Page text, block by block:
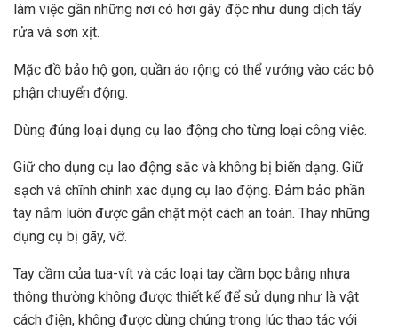
làm việc gần những nơi có hơi gây độc như dung dịch tẩy
rửa và sơn xịt.
Mặc đồ bảo hộ gọn, quần áo rộng có thể vướng vào các bộ
phận chuyển động.
Dùng đúng loại dụng cụ lao động cho từng loại công việc.
Giữ cho dụng cụ lao động sắc và không bị biến dạng. Giữ
sạch và chĩnh chính xác dụng cụ lao động. Đảm bảo phần
tay nắm luôn được gắn chặt một cách an toàn. Thay những
dụng cụ bị gãy, vỡ.
Tay cầm của tua-vít và các loại tay cầm bọc bằng nhựa
thông thường không được thiết kế để sử dụng như là vật
cách điện, không được dùng chúng trong lúc thao tác với